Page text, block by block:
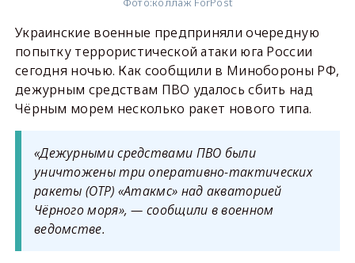
Украинские военные предприняли очередную
попытку террористической атаки юга России
сегодня ночью. Как сообщили в Минобороны РФ,
дежурным средствам ПВО удалось сбить над
Чёрным морем несколько ракет нового типа.
«Дежурными средствами ПВО были
уничтожены три оперативно-тактических
ракеты (ОТР) «Атакмс» над акваторией
Чёрного моря», — сообщили в военном
ведомстве.